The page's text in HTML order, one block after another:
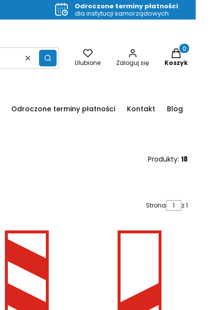
Odroczone terminy płatności
dla instytucji samorządowych
Wyczyść
Szukaj Ulubione Zaloguj się
Produkty w
Koszyk
Odroczone terminy płatności Kontakt Blog
Produkty: 18
Strona z 1